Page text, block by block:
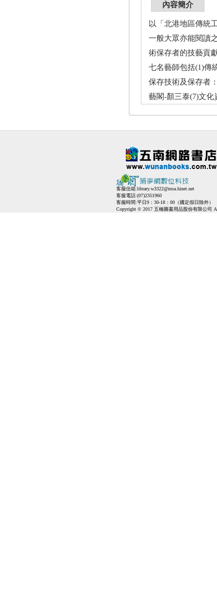
內容簡介
以「北港地區傳統
一般大眾亦能閱讀
術保存者的技藝貢
七名藝師包括(1)傳
保存技術及保存者
藝閣-顏三泰(7)文
客服信箱:library.w3322@msa.hinet.net
客服電話:(07)2351960
客服時間:平日9：30-18：00（國定假日除外）
Copyright © 2017 五楠圖書用品股份有限公司